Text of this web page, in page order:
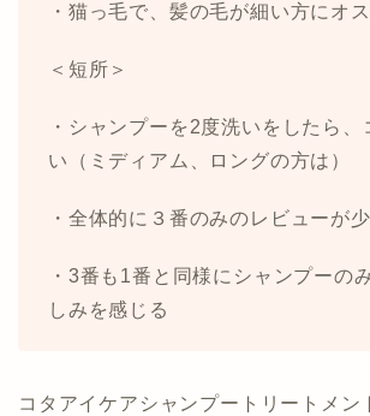
・猫っ毛で、髪の毛が細い方にオ
＜短所＞
・シャンプーを2度洗いをしたら、
い（ミディアム、ロングの方は）
・全体的に３番のみのレビューが
・3番も1番と同様にシャンプーの
しみを感じる
コタアイケアシャンプートリートメン